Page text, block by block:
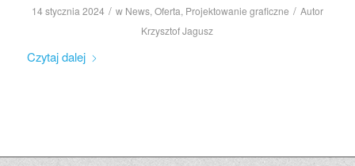
14 stycznia 2024 / w News, Oferta, Projektowanie graficzne / Autor
Krzysztof Jagusz
Czytaj dalej